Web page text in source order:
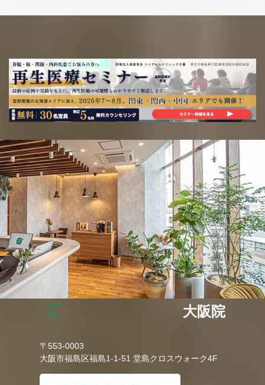
大阪院
〒553-0003
大阪市福島区福島1-1-51 堂島クロスウォーク4F